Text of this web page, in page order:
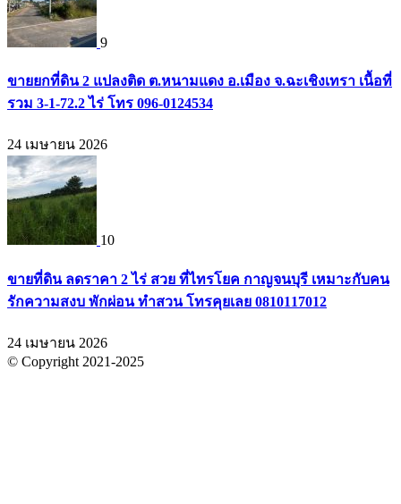
9
ขายยกที่ดิน 2 แปลงติด ต.หนามแดง อ.เมือง จ.ฉะเชิงเทรา เนื้อที่
รวม 3-1-72.2 ไร่ โทร 096-0124534
24 เมษายน 2026
10
ขายที่ดิน ลดราคา 2 ไร่ สวย ที่ไทรโยค กาญจนบุรี เหมาะกับคน
รักความสงบ พักผ่อน ทำสวน โทรคุยเลย 0810117012
24 เมษายน 2026
© Copyright 2021-2025